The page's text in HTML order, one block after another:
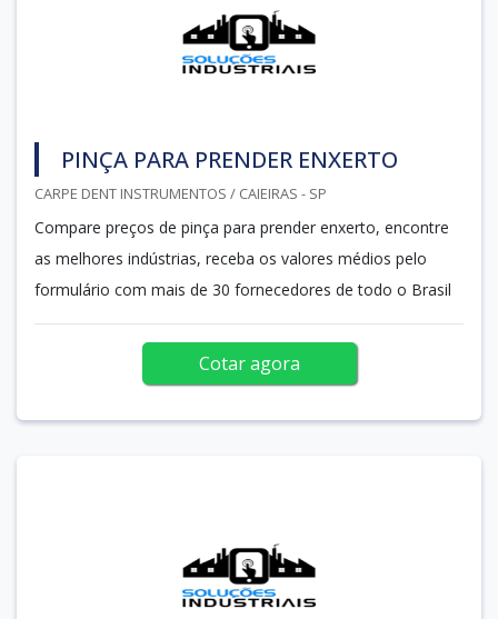
PINÇA PARA PRENDER ENXERTO
CARPE DENT INSTRUMENTOS / CAIEIRAS - SP
Compare preços de pinça para prender enxerto, encontre
as melhores indústrias, receba os valores médios pelo
formulário com mais de 30 fornecedores de todo o Brasil
Cotar agora